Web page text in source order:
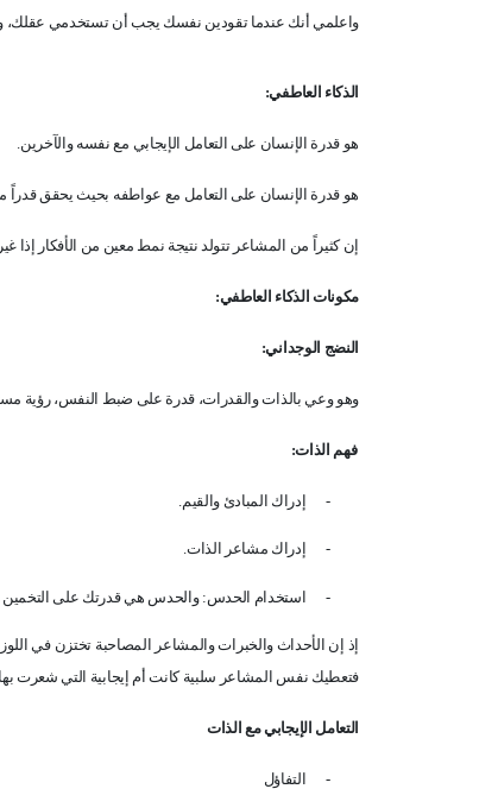
واعلمي أنك عندما تقودين نفسك يجب أن تستخدمي عقلك،
الذكاء العاطفي:
هو قدرة الإنسان على التعامل الإيجابي مع نفسه والآخرين.
هو قدرة الإنسان على التعامل مع عواطفه بحيث يحقق قدراً
إن كثيراً من المشاعر تتولد نتيجة نمط معين من الأفكار إذا
مكونات الذكاء العاطفي:
النضج الوجداني:
وهو وعي بالذات والقدرات، قدرة على ضبط النفس، رؤية
فهم الذات:
- إدراك المبادئ والقيم.
- إدراك مشاعر الذات.
- استخدام الحدس: والحدس هي قدرتك على التخمين
إذ إن الأحداث والخبرات والمشاعر المصاحبة تختزن في
فتعطيك نفس المشاعر سلبية كانت أم إيجابية التي شعرت
التعامل الإيجابي مع الذات
- التفاؤل